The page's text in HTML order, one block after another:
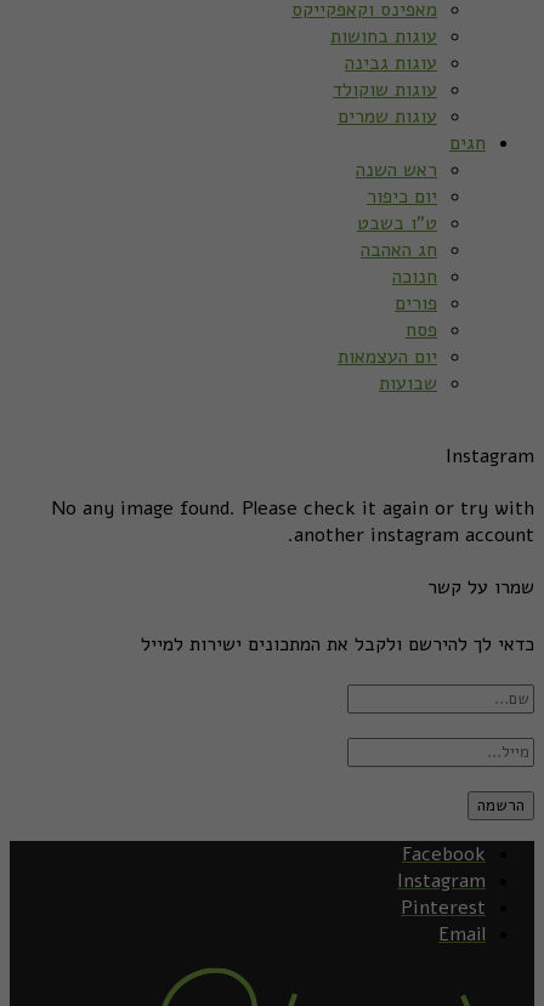
מאפינס וקאפקייקס
עוגות בחושות
עוגות גבינה
עוגות שוקולד
עוגות שמרים
חגים
ראש השנה
יום כיפור
ט”ו בשבט
חג האהבה
חנוכה
פורים
פסח
יום העצמאות
שבועות
Instagram
No any image found. Please check it again or try with
another instagram account.
שמרו על קשר
כדאי לך להירשם ולקבל את המתכונים ישירות למייל
Facebook
Instagram
Pinterest
Email